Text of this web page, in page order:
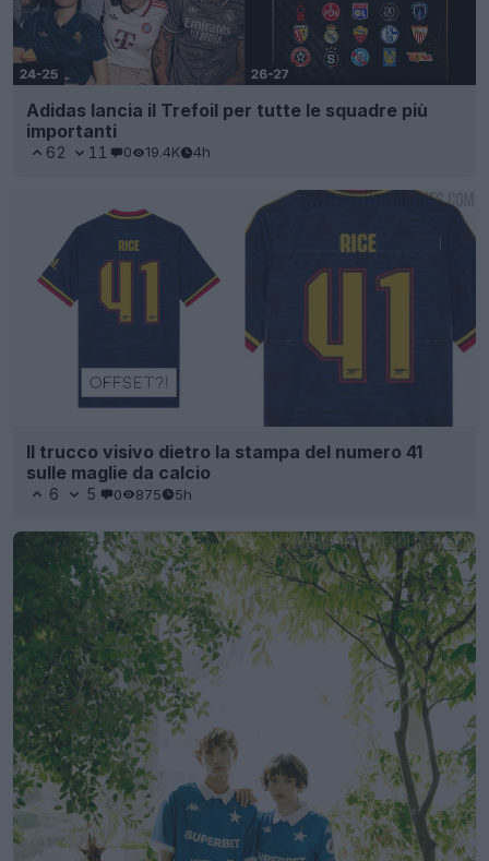
Adidas lancia il Trefoil per tutte le squadre più
importanti
62 11 0 19.4K 4h
Il trucco visivo dietro la stampa del numero 41
sulle maglie da calcio
6 5 0 875 5h